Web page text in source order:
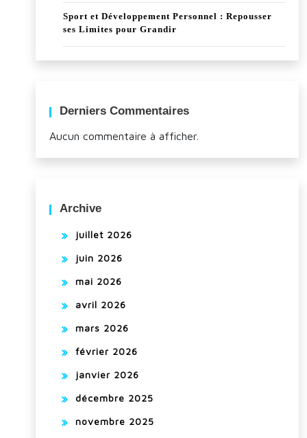
Sport et Développement Personnel : Repousser
ses Limites pour Grandir
Derniers Commentaires
Aucun commentaire à afficher.
Archive
juillet 2026
juin 2026
mai 2026
avril 2026
mars 2026
février 2026
janvier 2026
décembre 2025
novembre 2025